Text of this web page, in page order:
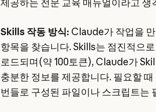
Skills 작동 방식: Claude가 작업을
항목을 찾습니다. Skills는 점진적으
로드되며(약 100토큰), Claude가
충분한 정보를 제공합니다. 필요할
번들로 구성된 파일이나 스크립트는